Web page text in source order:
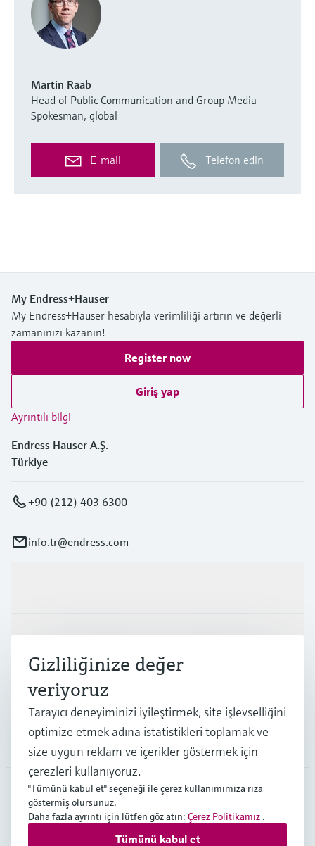
Martin Raab
Head of Public Communication and Group Media
Spokesman, global
E-mail Telefon edin
My Endress+Hauser
My Endress+Hauser hesabıyla verimliliği artırın ve değerli
zamanınızı kazanın!
Register now
Giriş yap
Ayrıntılı bilgi
Endress Hauser A.Ş.
Türkiye
+90 (212) 403 6300
info.tr@endress.com
Endüstriler
Destek
Şirket
TUR •Türkçe
Gizliliğinize değer
veriyoruz
Tarayıcı deneyiminizi iyileştirmek, site işlevselliğini
optimize etmek adına istatistikleri toplamak ve
size uygun reklam ve içerikler göstermek için
çerezleri kullanıyoruz.
"Tümünü kabul et" seçeneği ile çerez kullanımımıza rıza
göstermiş olursunuz.
Daha fazla ayrıntı için lütfen göz atın: Çerez Politikamız .
Tümünü kabul et